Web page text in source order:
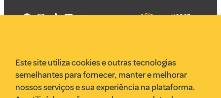
VR Assessoria
Parcerias
Envie uma pauta
©2025
Este site utiliza cookies e outras tecnologias
semelhantes para fornecer, manter e melhorar
nossos serviços e sua experiência na plataforma.